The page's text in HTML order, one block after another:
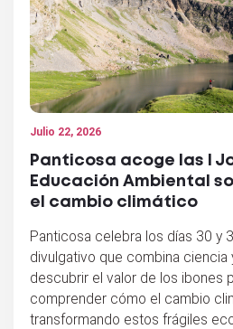
Julio 22, 2026
Panticosa acoge las I
Educación Ambiental
el cambio climático
Panticosa celebra los días 30 y
divulgativo que combina ciencia
descubrir el valor de los ibones
comprender cómo el cambio
transformando estos frágiles